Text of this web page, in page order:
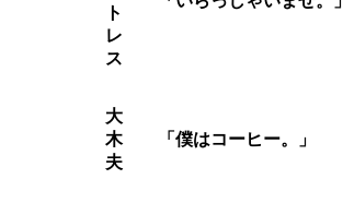
ト
レ
ス
大
木
夫
「僕はコーヒー。」